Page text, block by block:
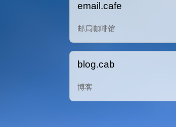
email.cafe
邮局咖啡馆
blog.cab
博客